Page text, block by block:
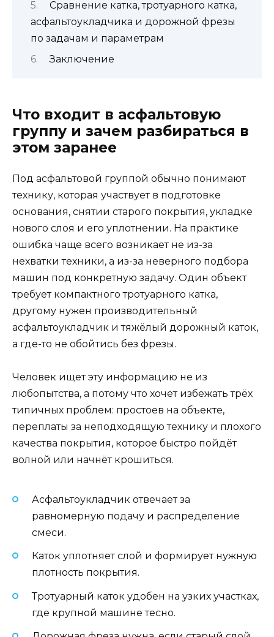
Сравнение катка, тротуарного катка,
асфальтоукладчика и дорожной фрезы
по задачам и параметрам
Заключение
Что входит в асфальтовую
группу и зачем разбираться в
этом заранее
Под асфальтовой группой обычно понимают
технику, которая участвует в подготовке
основания, снятии старого покрытия, укладке
нового слоя и его уплотнении. На практике
ошибка чаще всего возникает не из-за
нехватки техники, а из-за неверного подбора
машин под конкретную задачу. Один объект
требует компактного тротуарного катка,
другому нужен производительный
асфальтоукладчик и тяжёлый дорожный каток,
а где-то не обойтись без фрезы.
Человек ищет эту информацию не из
любопытства, а потому что хочет избежать трёх
типичных проблем: простоев на объекте,
переплаты за неподходящую технику и плохого
качества покрытия, которое быстро пойдёт
волной или начнёт крошиться.
Асфальтоукладчик отвечает за
равномерную подачу и распределение
смеси.
Каток уплотняет слой и формирует нужную
плотность покрытия.
Тротуарный каток удобен на узких участках,
где крупной машине тесно.